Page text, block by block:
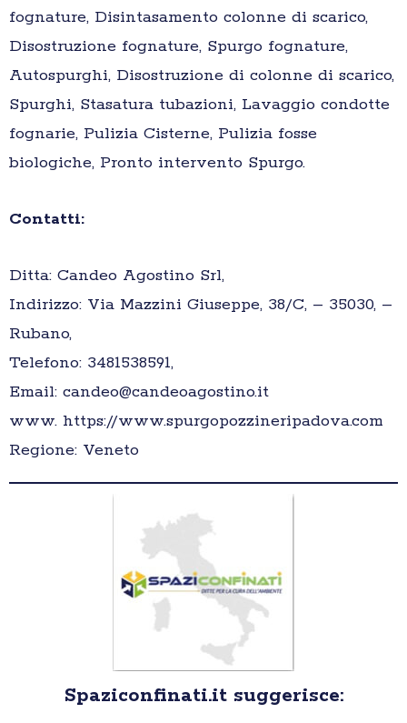
fognature, Disintasamento colonne di scarico,
Disostruzione fognature, Spurgo fognature,
Autospurghi, Disostruzione di colonne di scarico,
Spurghi, Stasatura tubazioni, Lavaggio condotte
fognarie, Pulizia Cisterne, Pulizia fosse
biologiche, Pronto intervento Spurgo.
Contatti:
Ditta: Candeo Agostino Srl,
Indirizzo: Via Mazzini Giuseppe, 38/C, – 35030, –
Rubano,
Telefono: 3481538591,
Email: candeo@candeoagostino.it
www. https://www.spurgopozzineripadova.com
Regione: Veneto
Spaziconfinati.it suggerisce: